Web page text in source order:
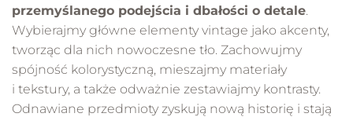
przemyślanego podejścia i dbałości o detale.
Wybierajmy główne elementy vintage jako akcenty,
tworząc dla nich nowoczesne tło. Zachowujmy
spójność kolorystyczną, mieszajmy materiały
i tekstury, a także odważnie zestawiajmy kontrasty.
Odnawiane przedmioty zyskują nową historię i stają